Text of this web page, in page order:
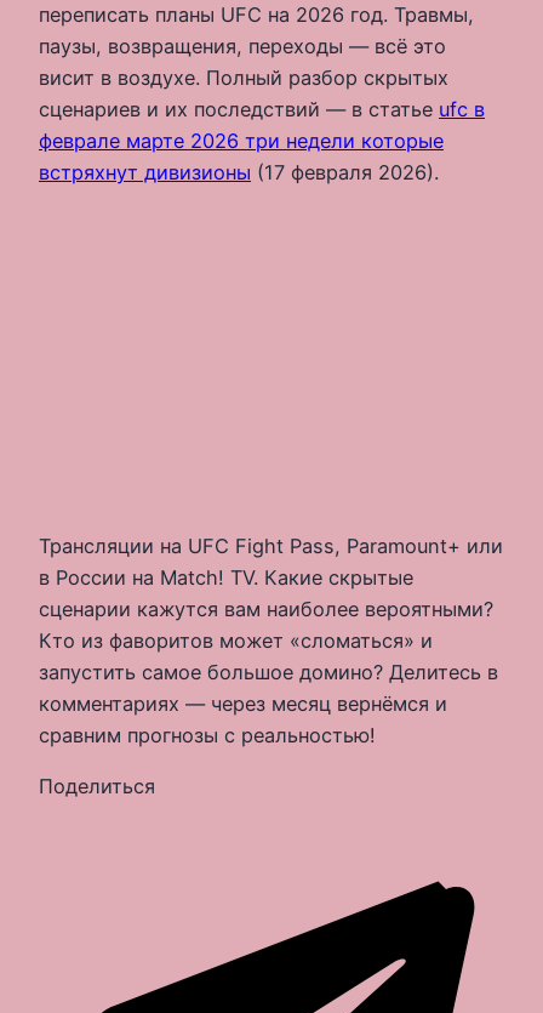
переписать планы UFC на 2026 год. Травмы,
паузы, возвращения, переходы — всё это
висит в воздухе. Полный разбор скрытых
сценариев и их последствий — в статье ufc в
феврале марте 2026 три недели которые
встряхнут дивизионы (17 февраля 2026).
Трансляции на UFC Fight Pass, Paramount+ или
в России на Match! TV. Какие скрытые
сценарии кажутся вам наиболее вероятными?
Кто из фаворитов может «сломаться» и
запустить самое большое домино? Делитесь в
комментариях — через месяц вернёмся и
сравним прогнозы с реальностью!
Поделиться